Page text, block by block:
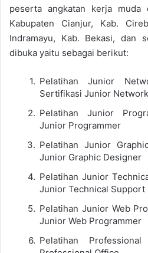
peserta angkatan kerja muda
Kabupaten Cianjur, Kab.
Indramayu, Kab. Bekasi, dan
dibuka yaitu sebagai berikut:
Pelatihan Junior
Sertifikasi Junior
Pelatihan Junior
Junior Programmer
Pelatihan Junior
Junior Graphic Designer
Pelatihan Junior
Junior Technical Support
Pelatihan Junior Web
Junior Web Programmer
Pelatihan